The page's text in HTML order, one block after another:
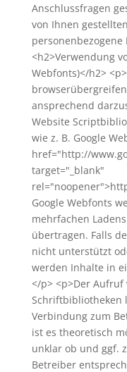
Anschlussfragen
von Ihnen
<h2>Verwendung
Webfonts)</h2>
ansprechend
Website
wie z. B. Google
href="http://
target="_blank"
Google Webfonts
mehrfachen
übertragen. Falls
nicht unterstützt
werden Inhalte in
</p> <p>Der
Schriftbibliotheken
Verbindung zum
ist es theoretisch
unklar ob und ggf.
Betreiber